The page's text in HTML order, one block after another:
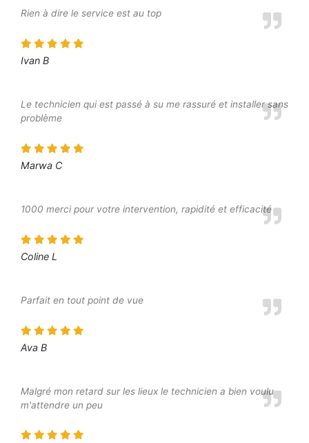
Rien à dire le service est au top
Ivan B
Le technicien qui est passé à su me rassuré et installer sans
problème
Marwa C
1000 merci pour votre intervention, rapidité et efficacité
Coline L
Parfait en tout point de vue
Ava B
Malgré mon retard sur les lieux le technicien a bien voulu
m'attendre un peu